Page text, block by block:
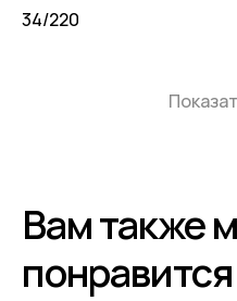
34/220
Вам также
понравится